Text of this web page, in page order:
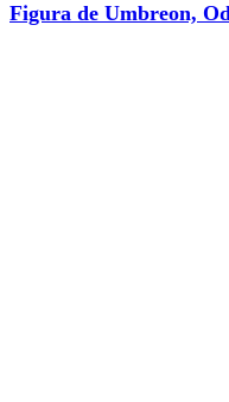
Figura de Umbreon,